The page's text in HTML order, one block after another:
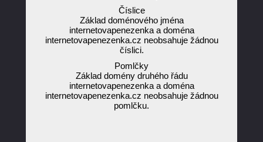
Číslice
Základ doménového jména
internetovapenezenka a doména
internetovapenezenka.cz neobsahuje žádnou
číslici.
Pomlčky
Základ domény druhého řádu
internetovapenezenka a doména
internetovapenezenka.cz neobsahuje žádnou
pomlčku.